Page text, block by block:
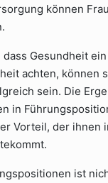
können
Gesundheit
achten, können
sein. Die
in
Vorteil, der ihnen
ist